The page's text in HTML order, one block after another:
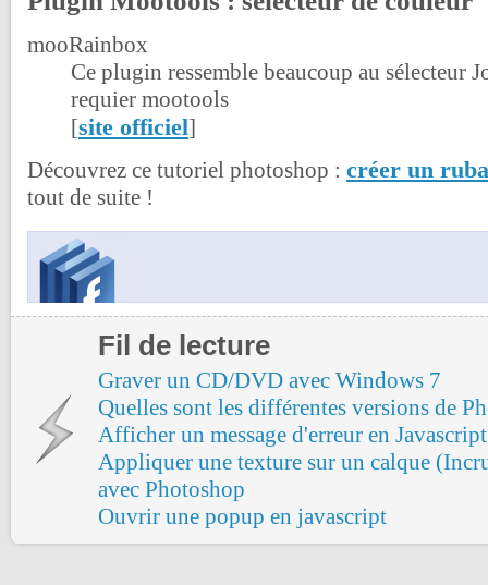
mooRainbox
Ce plugin ressemble beaucoup au sélecteur
requier mootools
[site officiel]
Découvrez ce tutoriel photoshop : créer un
tout de suite !
Fil de lecture
Graver un CD/DVD avec Windows 7
Quelles sont les différentes versions de
Afficher un message d'erreur en
Appliquer une texture sur un calque
avec Photoshop
Ouvrir une popup en javascript